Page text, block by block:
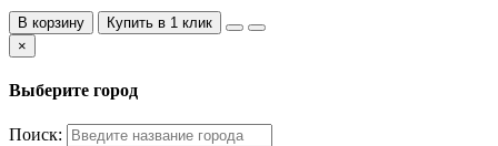
В корзину
Купить в 1 клик
×
Выберите город
Поиск: